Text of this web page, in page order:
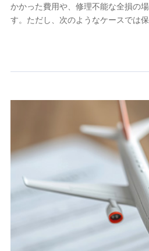
かかった費用や、修理不能な全損の
す。ただし、次のようなケースでは